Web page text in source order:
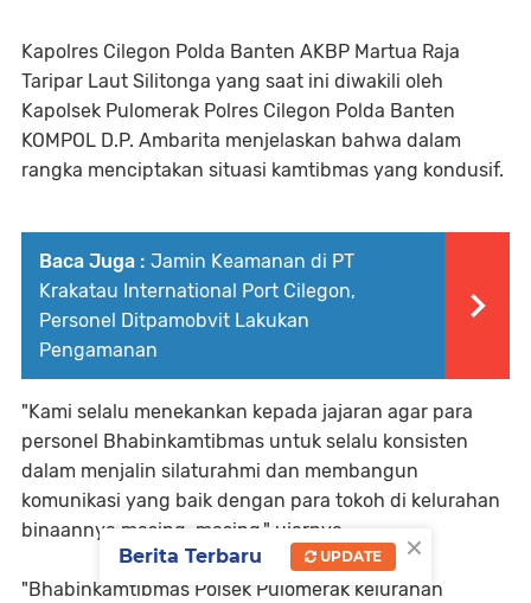
Kapolres Cilegon Polda Banten AKBP Martua Raja
Taripar Laut Silitonga yang saat ini diwakili oleh
Kapolsek Pulomerak Polres Cilegon Polda Banten
KOMPOL D.P. Ambarita menjelaskan bahwa dalam
rangka menciptakan situasi kamtibmas yang kondusif.
Baca Juga : Jamin Keamanan di PT
Krakatau International Port Cilegon,
Personel Ditpamobvit Lakukan
Pengamanan
"Kami selalu menekankan kepada jajaran agar para
personel Bhabinkamtibmas untuk selalu konsisten
dalam menjalin silaturahmi dan membangun
komunikasi yang baik dengan para tokoh di kelurahan
binaannya masing-masing," ujarnya.
"Bhabinkamtibmas Polsek Pulomerak kelurahan
×
Berita Terbaru UPDATE